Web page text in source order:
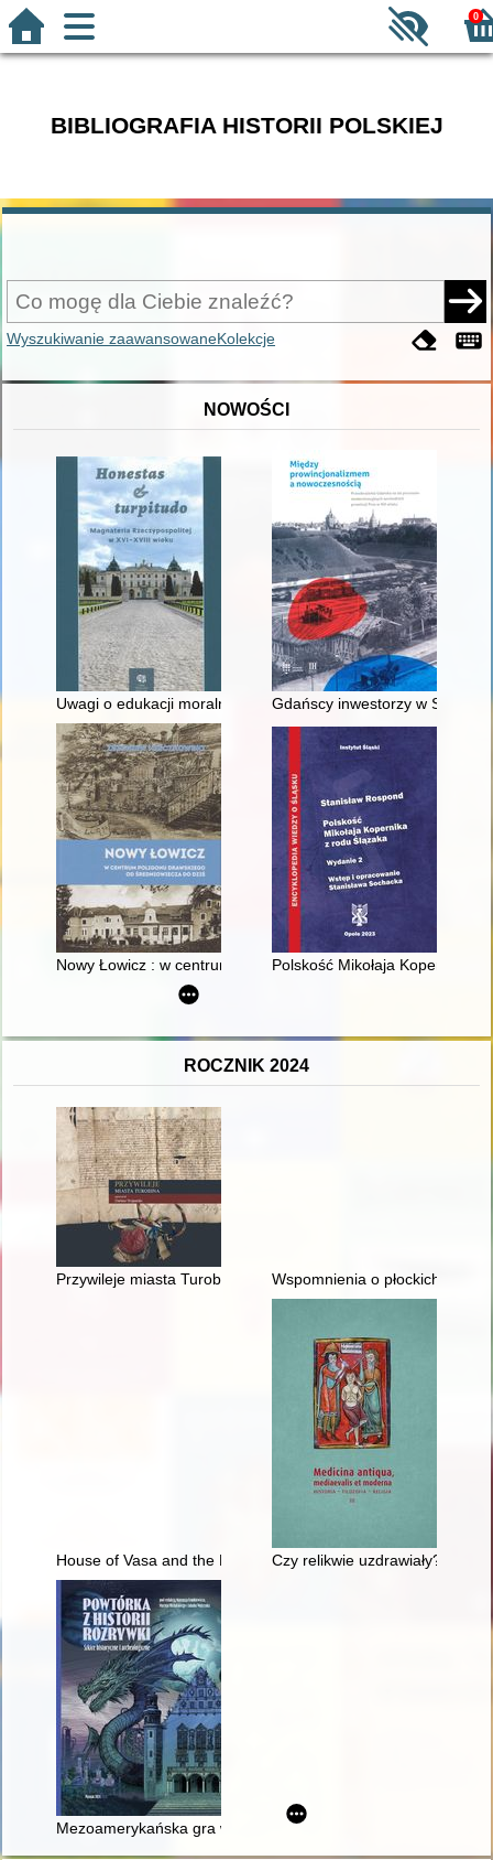
0
BIBLIOGRAFIA HISTORII POLSKIEJ
Wyszukiwanie zaawansowaneKolekcje
NOWOŚCI
Uwagi o edukacji moralnej synów szlacheckich w XVI-
Gdańscy inwestorzy w
Nowy Łowicz : w centrum poligonu drawskiego od
Polskość Mikołaja Kopernika z
ROCZNIK 2024
Przywileje miasta Turobina Wspomnienia o płockich
House of Vasa and the House of Austria : correspondence
Czy relikwie uzdrawiały? :
Mezoamerykańska gra w piłkę